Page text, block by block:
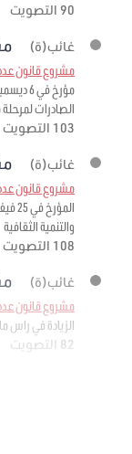
90 التصويت
غائب(ة)
مشروع قانون عدد 2018/
الصادرات
103 التصويت
غائب(ة)
مشروع قانون عدد 2018/
والتنمية الثقافية
108 التصويت
غائب(ة)
مشروع قانون عدد 2019/
الزيادة في راس
82 التصويت